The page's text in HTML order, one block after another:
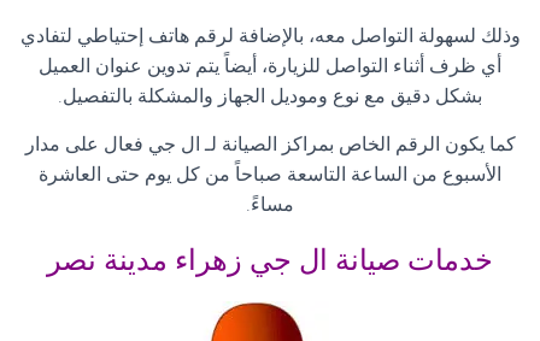
وذلك لسهولة التواصل معه، بالإضافة لرقم هاتف إحتياطي لتفادي
أي ظرف أثناء التواصل للزيارة، أيضاً يتم تدوين عنوان العميل
بشكل دقيق مع نوع وموديل الجهاز والمشكلة بالتفصيل.
كما يكون الرقم الخاص بمراكز الصيانة لـ ال جي فعال على مدار
الأسبوع من الساعة التاسعة صباحاً من كل يوم حتى العاشرة
مساءً.
خدمات صيانة ال جي زهراء مدينة نصر